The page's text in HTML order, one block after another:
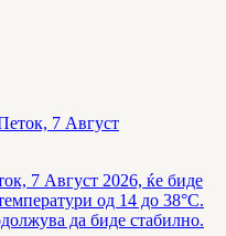
7 Август
7 Август 2026, ќе биде
од 14 до 38°C.
да биде стабилно.